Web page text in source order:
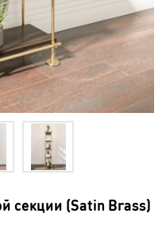
секции (Satin Brass)